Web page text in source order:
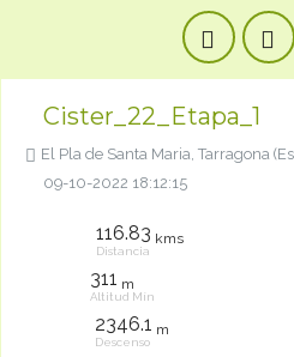
Cister_22_Etapa_1
El Pla de Santa Maria, Tarragona
09-10-2022 18:12:15
116.83 kms
Distancia
311 m
Altitud Mín
2346.1 m
Descenso